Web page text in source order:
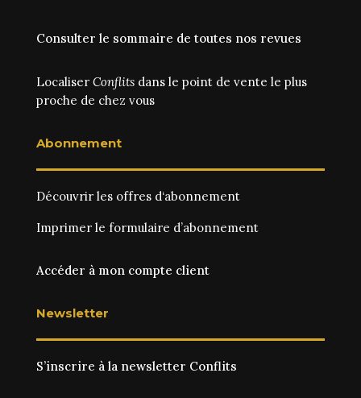
Consulter le sommaire de toutes nos revues
Localiser Conflitsdans le point de vente le plus
proche de chez vous
Abonnement
Découvrir les offres d‘abonnement
Imprimer le formulaire d’abonnement
Accéder à mon compte client
Newsletter
S’inscrire à la newsletter Conflits